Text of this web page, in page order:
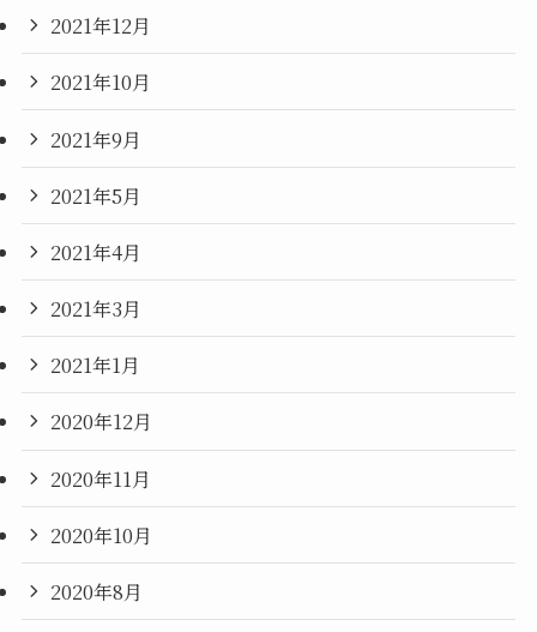
2021年12月
2021年10月
2021年9月
2021年5月
2021年4月
2021年3月
2021年1月
2020年12月
2020年11月
2020年10月
2020年8月